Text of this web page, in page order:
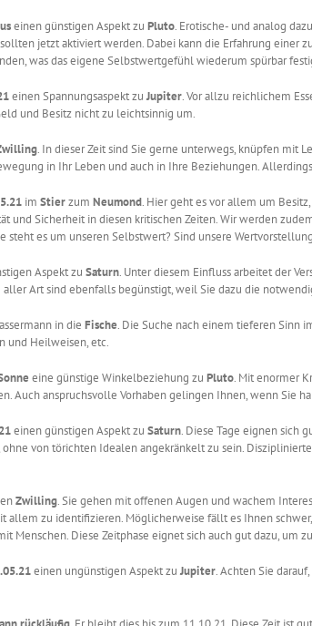
einen günstigen Aspekt zu Pluto. Erotische- und analog
jetzt aktiviert werden. Dabei kann die Erfahrung
was das eigene Selbstwertgefühl wiederum spürbar
einen Spannungsaspekt zu Jupiter. Vor allzu reichlichem
und Besitz nicht zu leichtsinnig um.
. In dieser Zeit sind Sie gerne unterwegs, knüpfen mit
in Ihr Leben und auch in Ihre Beziehungen.
im Stierzum Neumond. Hier geht es vor allem um
und Sicherheit in diesen kritischen Zeiten. Wir werden
es um unseren Selbstwert? Sind unsere
Aspekt zu Saturn. Unter diesem Einfluss arbeitet der
Art sind ebenfalls begünstigt, weil Sie dazu die
in die Fische. Die Suche nach einem tieferen Sinn
und Heilweisen, etc.
eine günstige Winkelbeziehung zu Pluto. Mit enormer
Auch anspruchsvolle Vorhaben gelingen Ihnen, wenn Sie
einen günstigen Aspekt zu Saturn. Diese Tage eignen sich
von törichten Idealen angekränkelt zu sein.
Zwilling. Sie gehen mit offenen Augen und wachem
zu identifizieren. Möglicherweise fällt es Ihnen
Menschen. Diese Zeitphase eignet sich auch gut dazu, um
einen ungünstigen Aspekt zu Jupiter. Achten Sie